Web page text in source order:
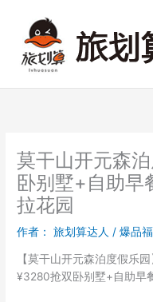
莫干山开元森
卧别墅+自助早
拉花园
作者： 旅划算达人 /爆品
【莫干山开元森泊度假乐
¥3280抢双卧别墅+自助早